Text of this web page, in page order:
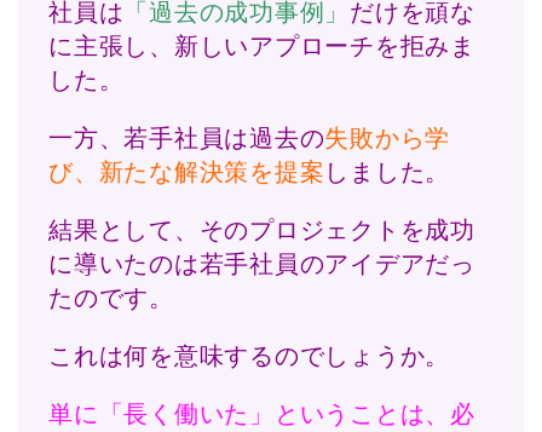
社員は
「過去の成功事例」 だけを頑な
に主張し、新しいアプローチを拒みま
した。
一方、若手社員は過去の失敗から学
び、新たな解決策を提案 しました。
結果として、そのプロジェクトを成功
に導いたのは若手社員のアイデアだっ
たのです。
これは何を意味するのでしょうか。
単に「長く働いた」ということは、必